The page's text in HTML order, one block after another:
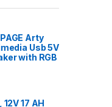
Arty
Usb 5V
with RGB
17 AH